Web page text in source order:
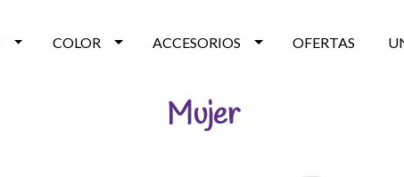
COLOR ACCESORIOS OFERTAS
Mujer